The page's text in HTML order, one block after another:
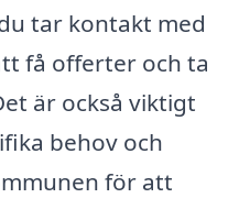
tar kontakt med
få offerter och ta
är också viktigt
behov och
för att